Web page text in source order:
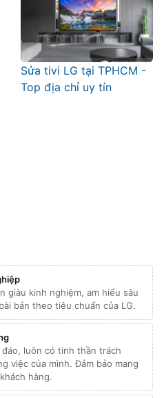
Sửa tivi LG tại TPHCM -
Top địa chỉ uy tín
giàu kinh nghiệm, am hiểu sâu
bản theo tiêu chuẩn của LG.
luôn có tinh thần trách
việc của mình. Đảm bảo mang
hàng.